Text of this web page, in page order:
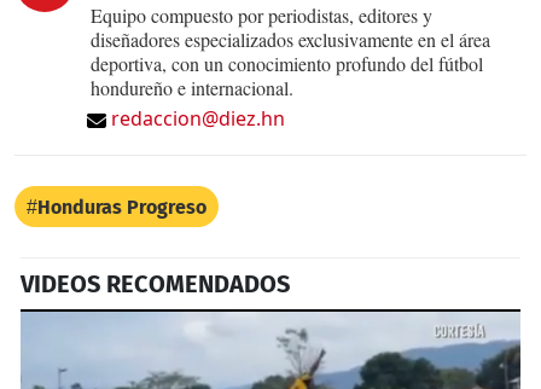
Equipo compuesto por periodistas, editores y
diseñadores especializados exclusivamente en el área
deportiva, con un conocimiento profundo del fútbol
hondureño e internacional.
redaccion@diez.hn
Honduras Progreso
VIDEOS RECOMENDADOS